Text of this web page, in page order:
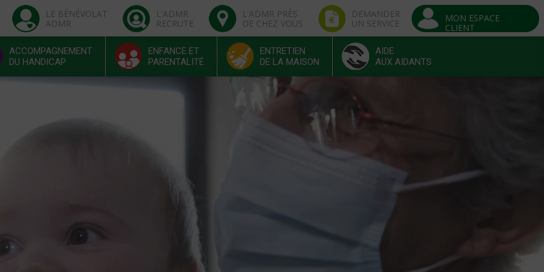
LE BÉNÉVOLAT
ADMR
L'ADMR
RECRUTE
L'ADMR PRÈS
DE CHEZ VOUS
DEMANDER
UN SERVICE
MON ESPACE
CLIENT
ACCOMPAGNEMENT
DU HANDICAP
ENFANCE ET
PARENTALITÉ
ENTRETIEN
DE LA MAISON
AIDE
AUX AIDANTS